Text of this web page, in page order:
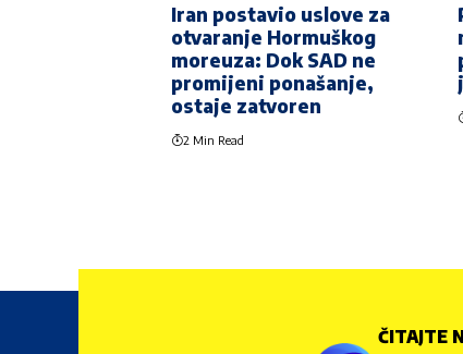
Iran postavio uslove za
otvaranje Hormuškog
moreuza: Dok SAD ne
promijeni ponašanje,
ostaje zatvoren
2 Min Read
ČITAJTE